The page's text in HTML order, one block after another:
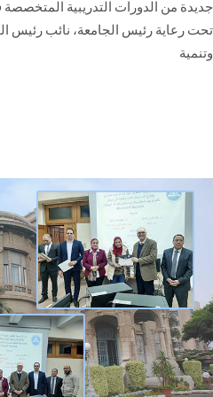
جديدة من الدورات التدريبية المتخصصة
تحت رعاية رئيس الجامعة، نائب رئيس
وتنمية